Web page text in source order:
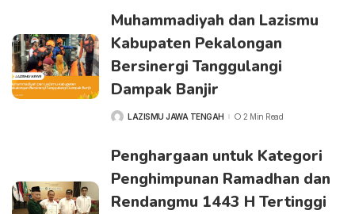
Muhammadiyah dan Lazismu
Kabupaten Pekalongan
Bersinergi Tanggulangi
Dampak Banjir
LAZISMU JAWA TENGAH 2 Min Read
Penghargaan untuk Kategori
Penghimpunan Ramadhan dan
Rendangmu 1443 H Tertinggi